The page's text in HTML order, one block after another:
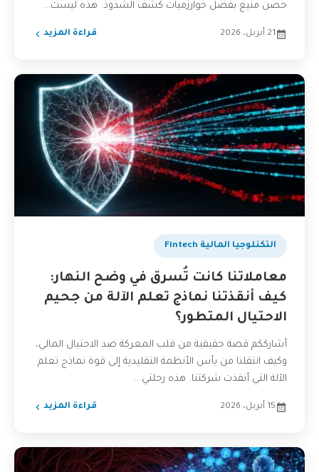
حصن منيع بفضل خوارزميات كشف الشذوذ. هذه ليست...
21 أبريل، 2026 قراءة المزيد
التكنلوجيا المالية Fintech
معاملاتنا كانت تُسرق في وضح النهار:
كيف أنقذتنا نماذج تعلم الآلة من جحيم
الاحتيال المتطور؟
أشارككم قصة حقيقية من قلب المعركة ضد الاحتيال المالي،
وكيف انتقلنا من يأس الأنظمة التقليدية إلى قوة نماذج تعلم
الآلة التي أنقذت شركتنا. هذه رحلتي...
15 أبريل، 2026 قراءة المزيد